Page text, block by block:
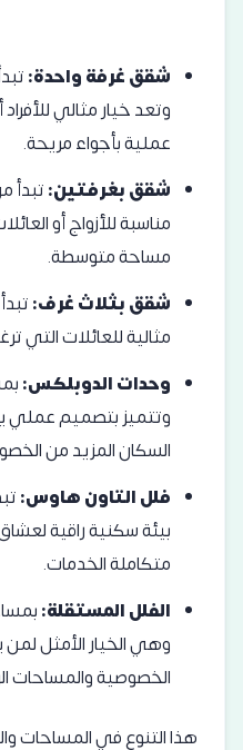
شقق غرفة واحدة:
وتعد خيار مثالي
عملية بأجواء مريحة.
شقق بغرفتين:تبدأ
مناسبة للأزواج أو
مساحة متوسطة.
شقق بثلاث غرف:
مثالية للعائلات التي
وحدات الدوبلكس:
وتتميز بتصميم عملي
السكان المزيد من
فلل التاون هاوس:
بيئة سكنية راقية
متكاملة الخدمات.
الفلل المستقلة:
وهي الخيار الأمثل
الخصوصية والمساحات